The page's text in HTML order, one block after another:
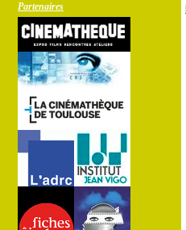
Partenaires